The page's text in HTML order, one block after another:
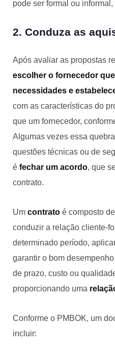
pode ser formal ou
2. Conduza as
Após avaliar as propostas
escolher o fornecedor
necessidades e
com as características do
que um fornecedor,
Algumas vezes essa
questões técnicas ou de
é fechar um acordo, que
contrato.
Um contrato é composto
conduzir a relação cliente-
determinado período,
garantir o bom
de prazo, custo ou
proporcionando uma
Conforme o PMBOK, um
incluir: